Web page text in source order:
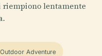
riempiono lentamente
Outdoor Adventure